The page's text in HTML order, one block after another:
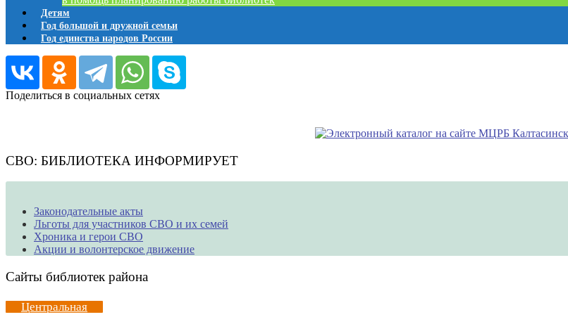
Детям
Год большой и дружной семьи
Год единства народов России
Поделиться в социальных сетях
СВО: БИБЛИОТЕКА ИНФОРМИРУЕТ
Законодательные акты
Льготы для участников СВО и их семей
Хроника и герои СВО
Акции и волонтерское движение
Сайты библиотек района
Центральная